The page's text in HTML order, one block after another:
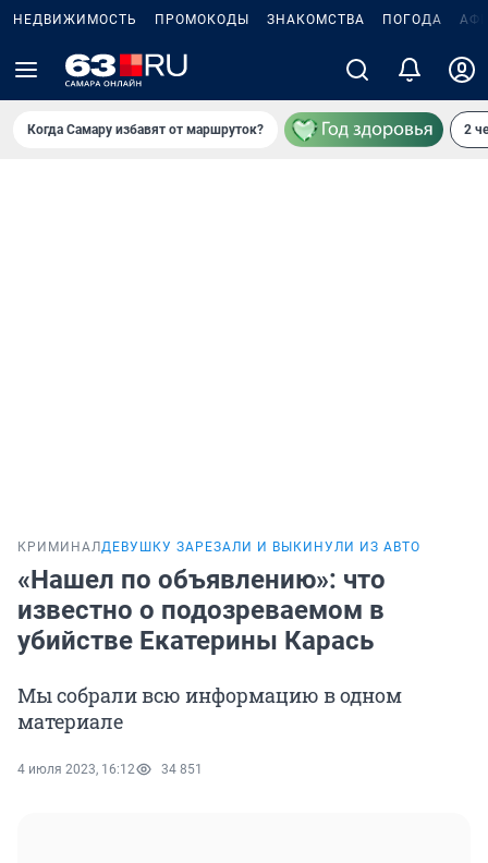
НЕДВИЖИМОСТЬ ПРОМОКОДЫ ЗНАКОМСТВА ПОГОДА
Когда Самару избавят от маршруток? 2
КРИМИНАЛДЕВУШКУ ЗАРЕЗАЛИ И ВЫКИНУЛИ ИЗ АВТО
«Нашел по объявлению»: что
известно о подозреваемом в
убийстве Екатерины Карась
Мы собрали всю информацию в одном
материале
4 июля 2023, 16:12 34 851